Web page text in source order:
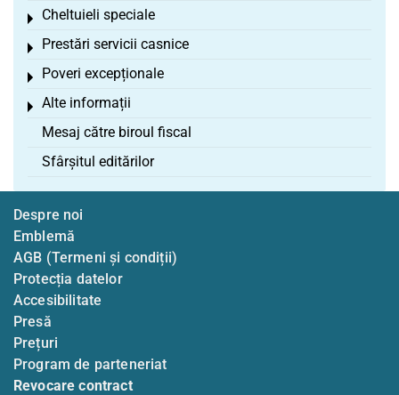
Cheltuieli speciale
Toggle menu
Prestări servicii casnice
Toggle menu
Poveri excepționale
Toggle menu
Alte informații
Toggle menu
Mesaj către biroul fiscal
Sfârșitul editărilor
Despre noi
Emblemă
AGB (Termeni și condiții)
Protecția datelor
Accesibilitate
Presă
Prețuri
Program de parteneriat
Revocare contract